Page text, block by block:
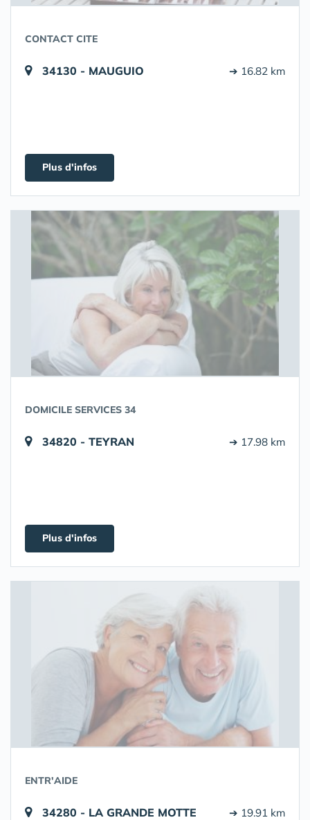
CONTACT CITE
34130 - MAUGUIO ➔ 16.82 km
Plus d'infos
DOMICILE SERVICES 34
34820 - TEYRAN ➔ 17.98 km
Plus d'infos
ENTR'AIDE
34280 - LA GRANDE MOTTE ➔ 19.91 km